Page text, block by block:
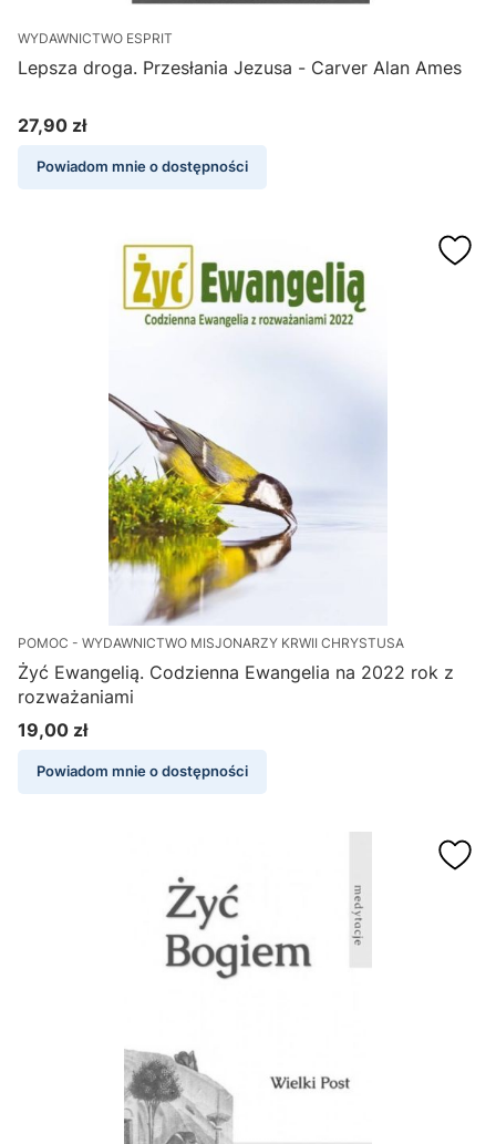
WYDAWNICTWO ESPRIT
Lepsza droga. Przesłania Jezusa - Carver Alan Ames
Cena
27,90 zł
Powiadom mnie o dostępności
POMOC - WYDAWNICTWO MISJONARZY KRWII CHRYSTUSA
Żyć Ewangelią. Codzienna Ewangelia na 2022 rok z
rozważaniami
Cena
19,00 zł
Powiadom mnie o dostępności